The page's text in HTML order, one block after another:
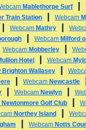
Mablethorpe Surf
Train Station Webcam
Webcam Mathry
Webcam Milford
Webcam Mobberley
Hotel Webcam
Brighton Wallasey
Webcam Newcastle
Webcam Newlyn
Newtonmore Golf Club
Northey Island
Webcam Notts